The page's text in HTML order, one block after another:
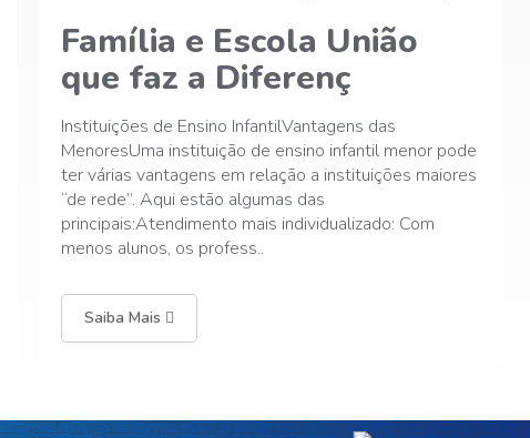
Excesso de telas e seu
impacto no desenvo
Vamos abordar aqui, o impacto no desenvolvimento
infantil pelo longo tempo de exposição à essas telas.É
fato que, cada vez mais, as crianças estão expostas a
todo tipo de tela, seja através de um celular, tablet,
computadores em geral, ou ainda a própria TV,Sa..